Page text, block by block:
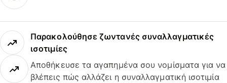
Παρακολούθησε ζωντανές συναλλαγματικές
ισοτιμίες
Αποθήκευσε τα αγαπημένα σου νομίσματα για να
βλέπεις πώς αλλάζει η συναλλαγματική ισοτιμία